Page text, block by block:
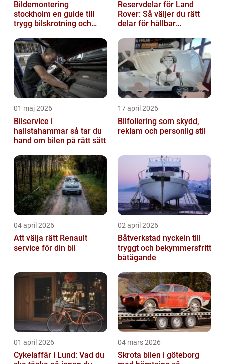
Bildemontering
stockholm en guide till
trygg bilskrotning och
Reservdelar för Land
Rover: Så väljer du rätt
delar för hållbar
01 maj 2026
Bilservice i
hallstahammar så tar du
hand om bilen på rätt sätt
17 april 2026
Bilfoliering som skydd,
reklam och personlig stil
04 april 2026
Att välja rätt Renault
service för din bil
02 april 2026
Båtverkstad nyckeln till
tryggt och bekymmersfritt
båtägande
01 april 2026
Cykelaffär i Lund: Vad du
04 mars 2026
Skrota bilen i göteborg